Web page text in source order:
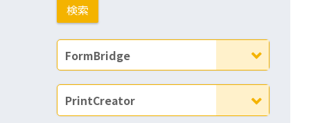
FormBridge
PrintCreator